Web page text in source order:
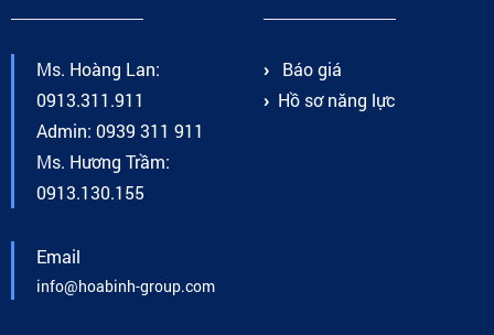
Ms. Hoàng Lan:
0913.311.911
Admin: 0939 311 911
Ms. Hương Trầm:
0913.130.155
Email
info@hoabinh-group.com
Báo giá
Hồ sơ năng lực